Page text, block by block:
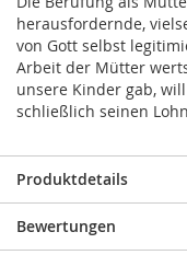
herausfordernde,
von Gott selbst
Arbeit der Mütter
unsere Kinder gab,
schließlich seinen
Produktdetails
Bewertungen